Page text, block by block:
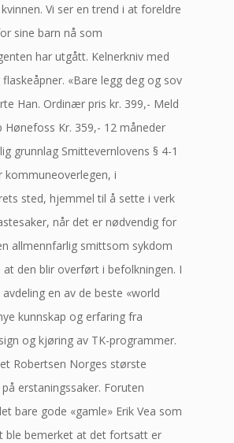
Vi ser en trend i at foreldre
sine barn nå som
har utgått. Kelnerkniv med
«Bare legg deg og sov
Han. Ordinær pris kr. 399,- Meld
Hønefoss Kr. 359,- 12 måneder
grunnlag Smittevernlovens § 4-1
kommuneoverlegen, i
sted, hjemmel til å sette i verk
når det er nødvendig for
allmennfarlig smittsom sykdom
at den blir overført i befolkningen. I
en av de beste «world
kunnskap og erfaring fra
og kjøring av TK-programmer.
Robertsen Norges største
erstaningssaker. Foruten
bare gode «gamle» Erik Vea som
ble bemerket at det fortsatt er